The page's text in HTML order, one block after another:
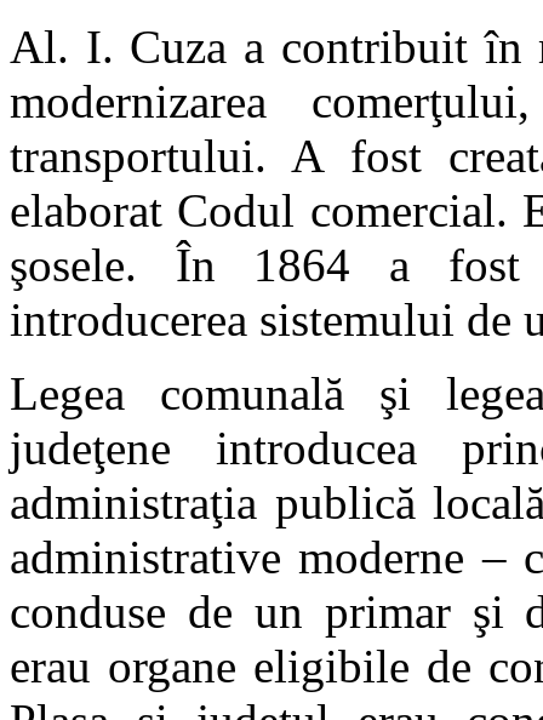
Al. I. Cuza a contribuit în
modernizarea
transportului. A fost
elaborat Codul comercial.
şosele. În 1864 a fost
introducerea sistemului de
Legea comunală şi
judeţene introducea
administraţia publică
administrative moderne –
conduse de un primar şi
erau organe eligibile de